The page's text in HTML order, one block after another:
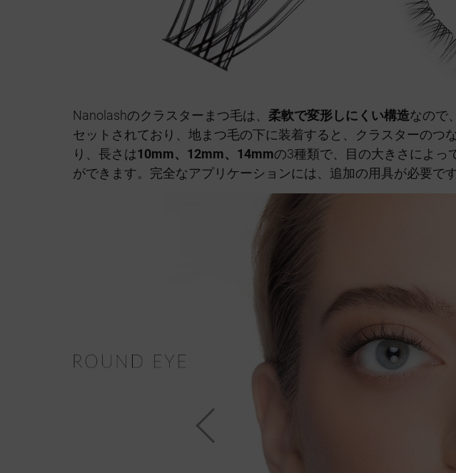
Nanolashのクラスターまつ毛は、 柔軟で変形しにくい構造なので
セットされており、地まつ毛の下に装着すると、クラスターの
り、長さは10mm、12mm、14mmの3種類で、目の大きさによっ
ができます。完全なアプリケーションには、追加の用具が必要で